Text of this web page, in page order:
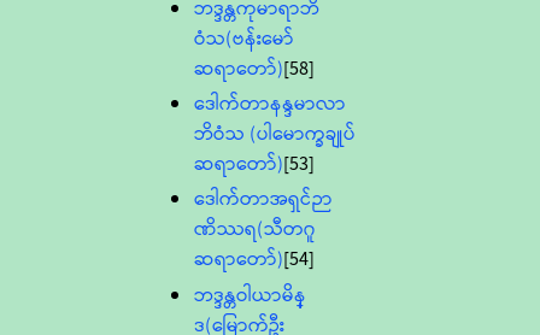
ဘဒ္ဒန္တကုမာရာဘိ
ဝံသ(ဗန်းမော်
ဆရာတော်)[58]
ဒေါက်တာနန္ဒမာလာ
ဘိဝံသ (ပါမောက္ခချုပ်
ဆရာတော်)[53]
ဒေါက်တာအရှင်ဉာ
ဏိဿရ(သီတဂူ
ဆရာတော်)[54]
ဘဒ္ဒန္တဝါယာမိန္
ဒ(မြောက်ဦး